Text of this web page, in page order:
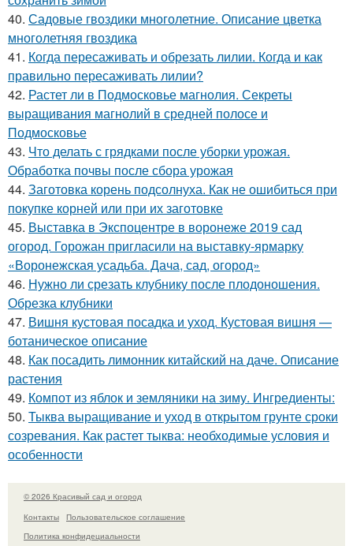
40. Садовые гвоздики многолетние. Описание цветка
многолетняя гвоздика
41. Когда пересаживать и обрезать лилии. Когда и как
правильно пересаживать лилии?
42. Растет ли в Подмосковье магнолия. Секреты
выращивания магнолий в средней полосе и
Подмосковье
43. Что делать с грядками после уборки урожая.
Обработка почвы после сбора урожая
44. Заготовка корень подсолнуха. Как не ошибиться при
покупке корней или при их заготовке
45. Выставка в Экспоцентре в воронеже 2019 сад
огород. Горожан пригласили на выставку-ярмарку
«Воронежская усадьба. Дача, сад, огород»
46. Нужно ли срезать клубнику после плодоношения.
Обрезка клубники
47. Вишня кустовая посадка и уход. Кустовая вишня —
ботаническое описание
48. Как посадить лимонник китайский на даче. Описание
растения
49. Компот из яблок и земляники на зиму. Ингредиенты:
50. Тыква выращивание и уход в открытом грунте сроки
созревания. Как растет тыква: необходимые условия и
особенности
© 2026 Красивый сад и огород
Контакты
Пользовательское соглашение
Политика конфидециальности